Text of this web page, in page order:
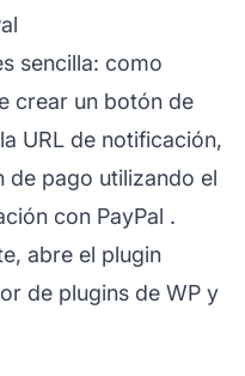
sencilla: como
crear un botón de
URL de notificación,
de pago utilizando el
con PayPal .
abre el plugin
de plugins de WP y